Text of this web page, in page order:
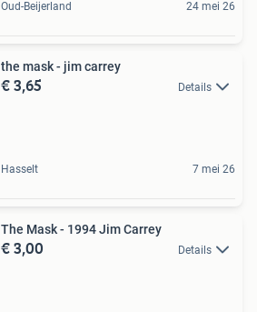
Oud-Beijerland 24 mei 26
the mask - jim carrey
€ 3,65 Details
Hasselt 7 mei 26
The Mask - 1994 Jim Carrey
€ 3,00 Details